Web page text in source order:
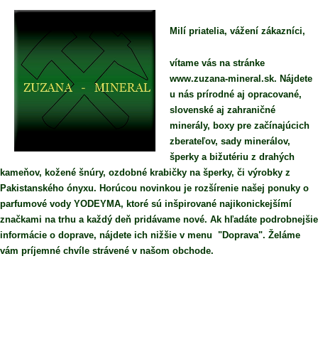
Milí priatelia, vážení zákazníci,
vítame vás na stránke
www.zuzana-mineral.sk. Nájdete
u nás prírodné aj opracované,
slovenské aj zahraničné
minerály, boxy pre začínajúcich
zberateľov, sady minerálov,
šperky a bižutériu z drahých
kameňov, kožené šnúry, ozdobné krabičky na šperky, či výrobky z
Pakistanského ónyxu. Horúcou novinkou je rozšírenie našej ponuky o
parfumové vody YODEYMA, ktoré sú inšpirované najikonickejšímí
značkami na trhu a každý deň pridávame nové. Ak hľadáte podrobnejšie
informácie o doprave, nájdete ich nižšie v menu "Doprava". Želáme
vám príjemné chvíle strávené v našom obchode.